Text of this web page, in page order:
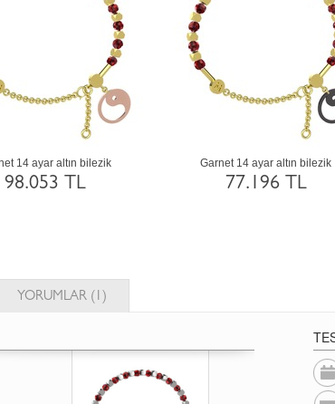
ayar beyaz altın bilezik
117.840 TL
Garnet 925 ayar siyah rodyum
gümüş bilezik
YORUMLAR (1)